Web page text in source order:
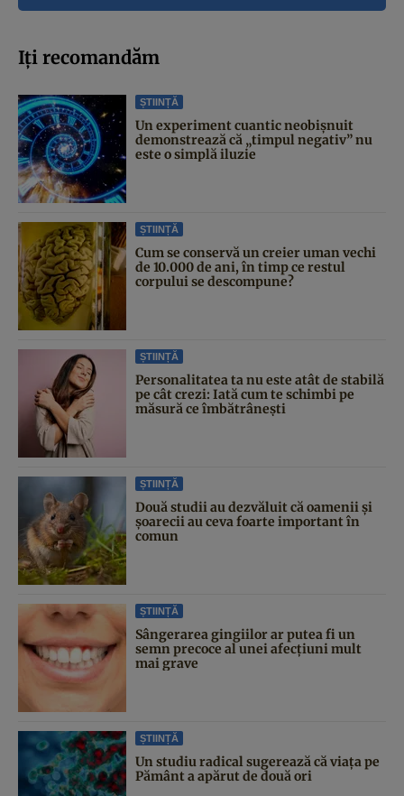
Iți recomandăm
ȘTIINȚĂ
Un experiment cuantic neobișnuit
demonstrează că „timpul negativ” nu
este o simplă iluzie
ȘTIINȚĂ
Cum se conservă un creier uman vechi
de 10.000 de ani, în timp ce restul
corpului se descompune?
ȘTIINȚĂ
Personalitatea ta nu este atât de stabilă
pe cât crezi: Iată cum te schimbi pe
măsură ce îmbătrânești
ȘTIINȚĂ
Două studii au dezvăluit că oamenii și
șoarecii au ceva foarte important în
comun
ȘTIINȚĂ
Sângerarea gingiilor ar putea fi un
semn precoce al unei afecțiuni mult
mai grave
ȘTIINȚĂ
Un studiu radical sugerează că viața pe
Pământ a apărut de două ori